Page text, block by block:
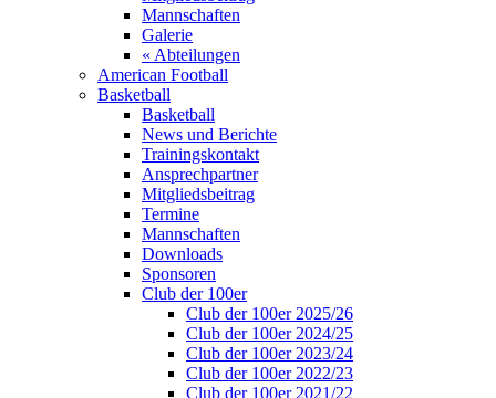
Mannschaften
Galerie
« Abteilungen
American Football
Basketball
Basketball
News und Berichte
Trainingskontakt
Ansprechpartner
Mitgliedsbeitrag
Termine
Mannschaften
Downloads
Sponsoren
Club der 100er
Club der 100er 2025/26
Club der 100er 2024/25
Club der 100er 2023/24
Club der 100er 2022/23
Club der 100er 2021/22